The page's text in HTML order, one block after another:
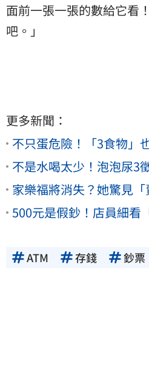
面前一張一張的數給它看
吧。」
更多新聞：
不只蛋危險！「3食物」
不是水喝太少！泡泡尿3
家樂福將消失？她驚見「
500元是假鈔！店員細看
ATM 存錢 鈔票